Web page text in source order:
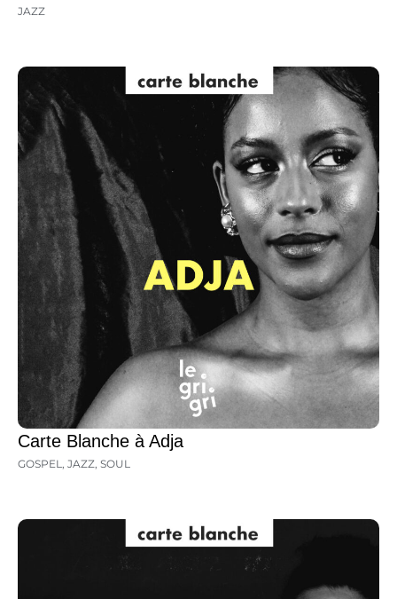
JAZZ
Carte Blanche à Adja
GOSPEL, JAZZ, SOUL